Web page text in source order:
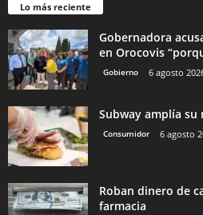
Lo más reciente
Gobernadora
en Orocovis
Gobierno 6 agosto
Subway amplía su
Consumidor 6 agosto
Roban dinero de
farmacia